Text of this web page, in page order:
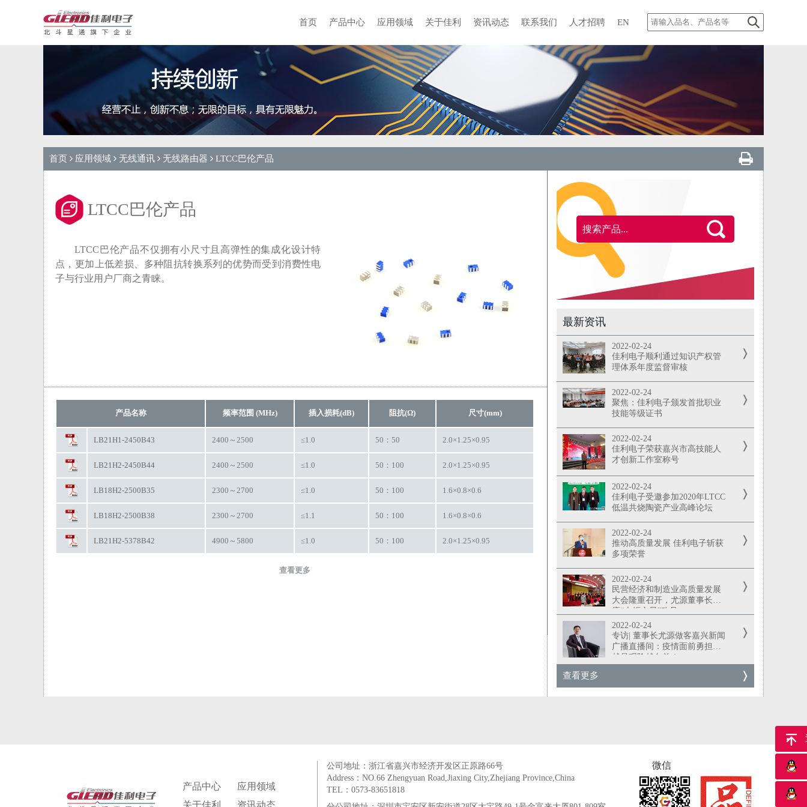
首页 产品中心 应用领域 关于佳利 资讯动态 联系我们 人才招聘 EN
首页 应用领域 无线通讯 无线路由器 LTCC巴伦产品
LTCC巴伦产品
LTCC巴伦产品不仅拥有小尺寸且高弹性的集成化设计特
点，更加上低差损、多种阻抗转换系列的优势而受到消费性电
子与行业用户厂商之青睐。
产品名称 频率范围 (MHz) 插入损耗(dB) 阻抗(Ω) 尺寸(mm)
LB21H1-2450B43 2400～2500 ≤1.0 50：50 2.0×1.25×0.95
LB21H2-2450B44 2400～2500 ≤1.0 50：100 2.0×1.25×0.95
LB18H2-2500B35 2300～2700 ≤1.0 50：100 1.6×0.8×0.6
LB18H2-2500B38 2300～2700 ≤1.1 50：100 1.6×0.8×0.6
LB21H2-5378B42 4900～5800 ≤1.0 50：100 2.0×1.25×0.95
查看更多
最新资讯
2022-02-24
佳利电子顺利通过知识产权管
理体系年度监督审核
2022-02-24
聚焦：佳利电子颁发首批职业
技能等级证书
2022-02-24
佳利电子荣获嘉兴市高技能人
才创新工作室称号
2022-02-24
佳利电子受邀参加2020年LTCC
低温共烧陶瓷产业高峰论坛
2022-02-24
推动高质量发展 佳利电子斩获
多项荣誉
2022-02-24
民营经济和制造业高质量发展
大会隆重召开，尤源董事长荣
膺“火炬之星”称号
2022-02-24
专访| 董事长尤源做客嘉兴新闻
广播直播间：疫情面前勇担当
越是艰险越向前！
查看更多
产品中心
应用领域
关于佳利
资讯动态
公司地址：浙江省嘉兴市经济开发区正原路66号
Address：NO.66 Zhengyuan Road,Jiaxing City,Zhejiang Province,China
TEL：0573-83651818
微信